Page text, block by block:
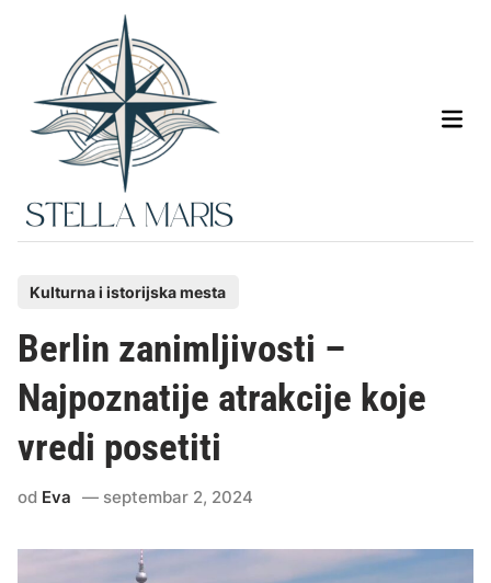
Main
s
t
e
d
n
Kulturna i istorijska mesta
Berlin zanimljivosti –
Najpoznatije atrakcije koje
vredi posetiti
od Eva septembar 2, 2024